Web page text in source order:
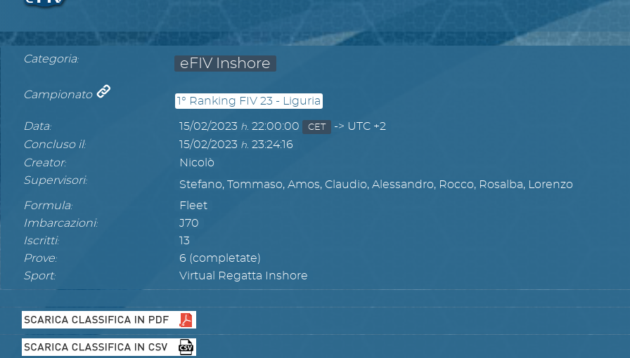
Categoria: eFIV Inshore
Campionato
1° Ranking FIV 23 - Liguria
Data: 15/02/2023 h. 22:00:00 CET
-> UTC +2
Concluso il: 15/02/2023 h. 23:24:16
Creator:
Nicolò
Supervisori:
Stefano, Tommaso, Amos, Claudio, Alessandro, Rocco, Rosalba, Lorenzo
Formula:
Fleet
Imbarcazioni:
J70
Iscritti:
13
Prove
6 (completate)
Sport: Virtual Regatta Inshore